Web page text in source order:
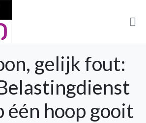
gelijk fout:
één hoop gooit